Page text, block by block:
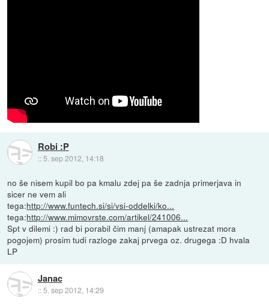
Robi :P
:: 5. sep 2012, 14:18
no še nisem kupil bo pa kmalu zdej pa še zadnja primerjava in
sicer ne vem ali
tega:http://www.funtech.si/si/vsi-oddelki/ko...
tega:http://www.mimovrste.com/artikel/241006...
Spt v dilemi :) rad bi porabil čim manj (amapak ustrezat mora
pogojem) prosim tudi razloge zakaj prvega oz. drugega :D hvala
LP
Janac
::5. sep 2012, 14:29